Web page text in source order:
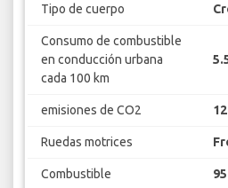
Tipo de cuerpo
Consumo de combustible
en conducción urbana
cada 100 km
emisiones de CO2
Ruedas motrices
Combustible 95